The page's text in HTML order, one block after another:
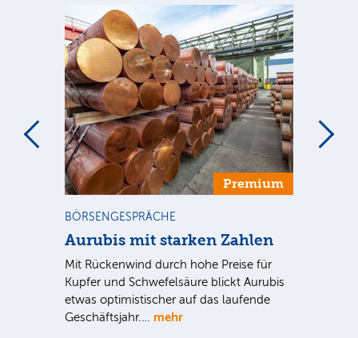
Premium
BÖRSENGESPRÄCHE
Aurubis mit starken Zahlen
Mit Rückenwind durch hohe Preise für
Kupfer und Schwefelsäure blickt Aurubis
etwas optimistischer auf das laufende
Geschäftsjahr.… mehr